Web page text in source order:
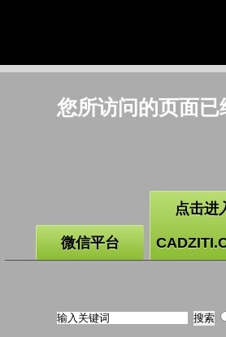
您所访问的页面
微信平台
点击进